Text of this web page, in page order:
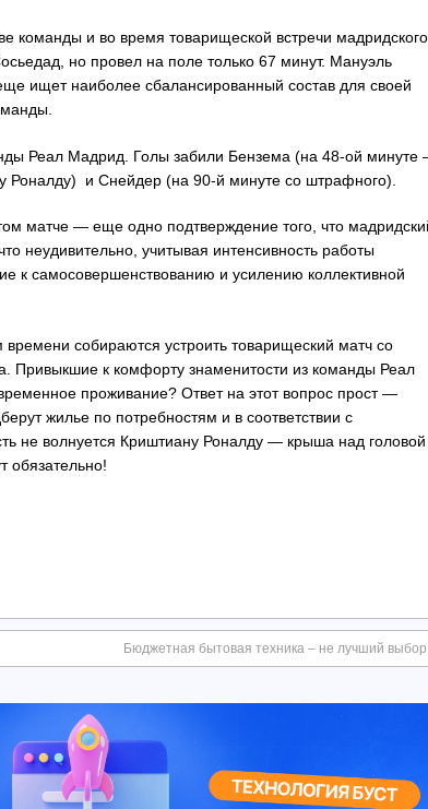
команды и во время товарищеской встречи мадридского
но провел на поле только 67 минут. Мануэль
ищет наиболее сбалансированный состав для своей
Реал Мадрид. Голы забили Бензема (на 48-ой минуте
Роналду) и Снейдер (на 90-й минуте со штрафного).
матче — еще одно подтверждение того, что
неудивительно, учитывая интенсивность работы
к самосовершенствованию и усилению коллективной
собираются устроить товарищеский матч со
Привыкшие к комфорту знаменитости из команды Реал
проживание? Ответ на этот вопрос прост —
жилье по потребностям и в соответствии с
не волнуется Криштиану Роналду — крыша над головой
обязательно!
Бюджетная бытовая техника – не лучший выбор